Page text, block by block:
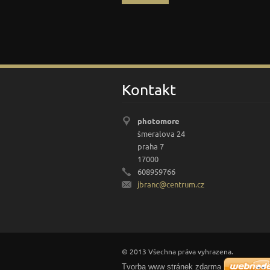
Kontakt
photomore
šmeralova 24
praha 7
17000
608959766
jbranc@centrum.cz
© 2013 Všechna práva vyhrazena.
Tvorba www stránek zdarma